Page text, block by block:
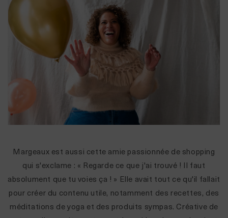
Margeaux est aussi cette amie passionnée de shopping
qui s'exclame : « Regarde ce que j'ai trouvé ! Il faut
absolument que tu voies ça ! » Elle avait tout ce qu'il fallait
pour créer du contenu utile, notamment des recettes, des
méditations de yoga et des produits sympas. Créative de